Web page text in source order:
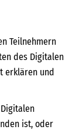
Teilnehmern
des Digitalen
erklären und
ist, oder